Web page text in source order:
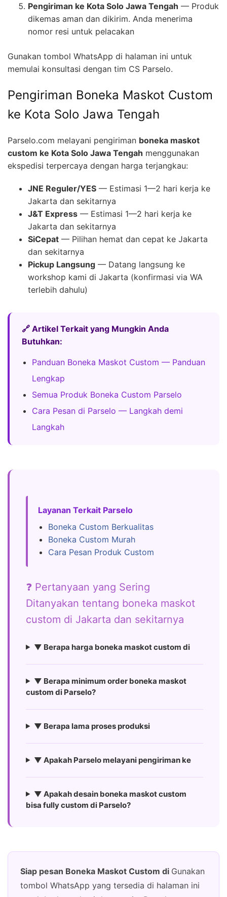
Pengiriman ke Kota Solo Jawa Tengah — Produk
dikemas aman dan dikirim. Anda menerima
nomor resi untuk pelacakan
Gunakan tombol WhatsApp di halaman ini untuk
memulai konsultasi dengan tim CS Parselo.
Pengiriman Boneka Maskot Custom
ke Kota Solo Jawa Tengah
Parselo.com melayani pengiriman boneka maskot
custom ke Kota Solo Jawa Tengah menggunakan
ekspedisi terpercaya dengan harga terjangkau:
JNE Reguler/YES — Estimasi 1—2 hari kerja ke
Jakarta dan sekitarnya
J&T Express — Estimasi 1—2 hari kerja ke
Jakarta dan sekitarnya
SiCepat — Pilihan hemat dan cepat ke Jakarta
dan sekitarnya
Pickup Langsung — Datang langsung ke
workshop kami di Jakarta (konfirmasi via WA
terlebih dahulu)
🔗 Artikel Terkait yang Mungkin Anda
Butuhkan:
Panduan Boneka Maskot Custom — Panduan
Lengkap
Semua Produk Boneka Custom Parselo
Cara Pesan di Parselo — Langkah demi
Langkah
Layanan Terkait Parselo
Boneka Custom Berkualitas
Boneka Custom Murah
Cara Pesan Produk Custom
❓ Pertanyaan yang Sering
Ditanyakan tentang boneka maskot
custom di Jakarta dan sekitarnya
▼ Berapa harga boneka maskot custom di
▼ Berapa minimum order boneka maskot
custom di Parselo?
▼ Berapa lama proses produksi
▼ Apakah Parselo melayani pengiriman ke
▼ Apakah desain boneka maskot custom
bisa fully custom di Parselo?
Siap pesan Boneka Maskot Custom di Gunakan
tombol WhatsApp yang tersedia di halaman ini